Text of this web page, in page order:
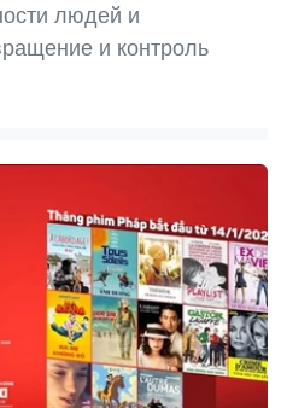
людей и
и контроль